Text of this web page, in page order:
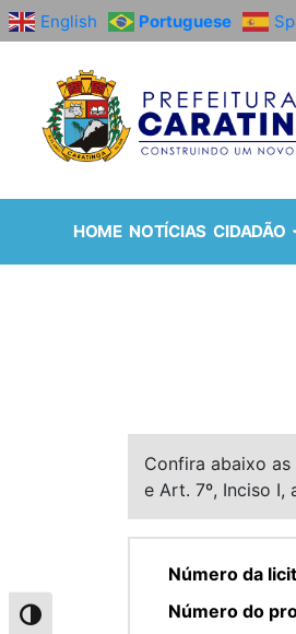
Alternar alto contraste
English Portuguese
HOME NOTÍCIAS CIDADÃO
Confira abaixo
e Art. 7º, Inciso I,
Número da
Número do